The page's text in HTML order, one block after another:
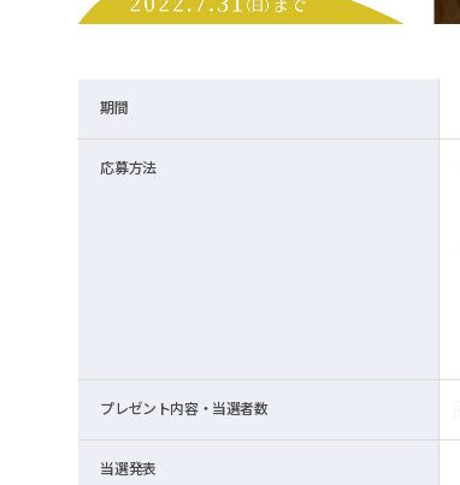
期間
応募方法
プレゼント内容・当選者数
当選発表